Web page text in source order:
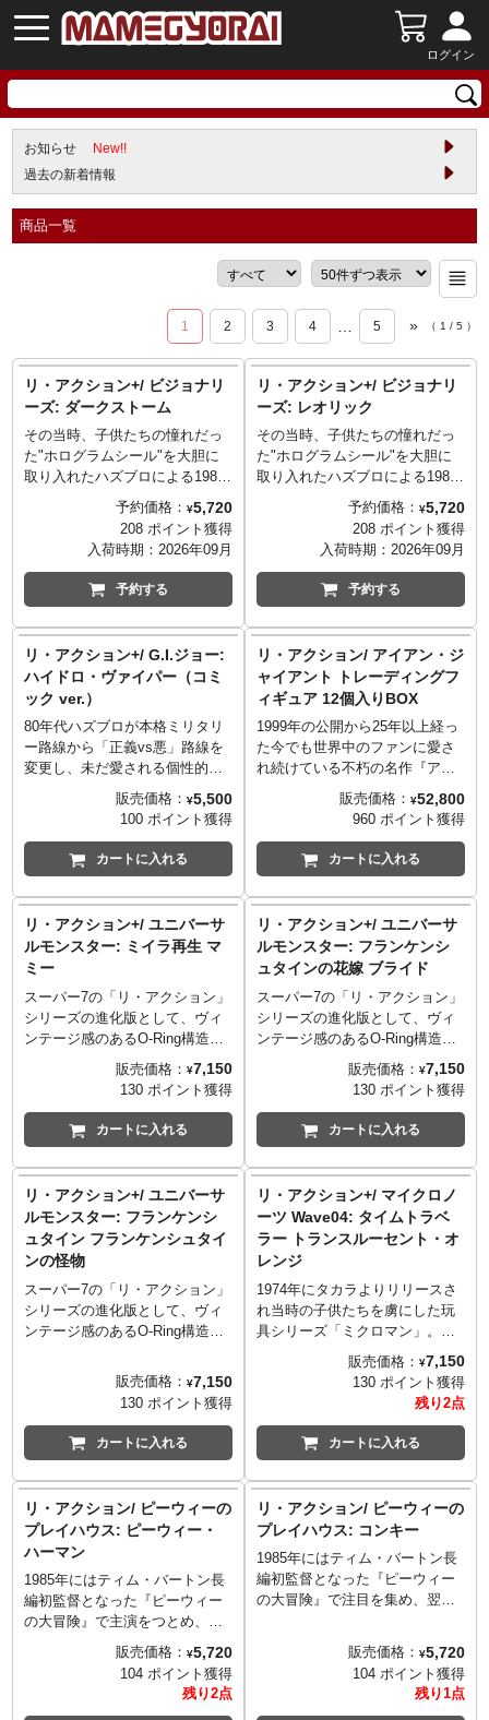
ログイン
お知らせ
New!!
過去の新着情報
商品一覧
1 2 3 4 … 5 » （ 1 / 5 ）
リ・アクション+/ ビジョナリ
ーズ: ダークストーム
その当時、子供たちの憧れだっ
た"ホログラムシール"を大胆に
取り入れたハズブロによる1987
年発売アクションフィギュアシ
リーズ「ビジョナリーズ：ナイ
ツ・オブ・ザ・マジカル・ライ
ト」。アニメとコミックス同時
展開でリリースした伝説のシリ
ーズが、ヴィンテージ感のある
アクション+（プラス）」として
現代に復活！魔法とハイテク技
術が共存する世界を舞台に、正
義のスペクトラル・ナイトと邪
悪なダークリング・ロードが対
決する！という激アツなストー
リーより、 ダークリング・ロー
ドの邪悪なリーダーで、スペク
トラル・ナイトたちの力を永遠
に封じ込めようと企む「ダーク
ストーム」がラインナップ。胸
には、ホログラムステッカーに
よる「ホログラフィック・マジ
ック」ギミックにより、「沼地
の軟体動物の神秘的な魂
（Swamp Mollusk Mystical
Personality）」が浮かび上がり
予約価格： ¥5,720
208 ポイント獲得
入荷時期： 2026年09月
予約する
リ・アクション+/ ビジョナリ
ーズ: レオリック
その当時、子供たちの憧れだっ
た"ホログラムシール"を大胆に
取り入れたハズブロによる1987
年発売アクションフィギュアシ
リーズ「ビジョナリーズ：ナイ
ツ・オブ・ザ・マジカル・ライ
ト」。アニメとコミックス同時
展開でリリースした伝説のシリ
ーズが、ヴィンテージ感のある
アクション+（プラス）」として
現代に復活！魔法とハイテク技
術が共存する世界を舞台に、正
義のスペクトラル・ナイトと邪
悪なダークリング・ロードが対
決する！という激アツなストー
リーより、 スペクトラル・ナイ
トのリーダーで、胸には「知恵
のトーテム（Totem of
Wisdom）」を装着した「レオリ
ック」がラインナップ。彼の杖
ック」ギミックにより、「勇猛
なライオンの神秘的な魂（Lion
Mystical Personality）」が浮か
び上がります。
予約価格： ¥5,720
208 ポイント獲得
入荷時期： 2026年09月
予約する
リ・アクション+/ G.I.ジョー:
ハイドロ・ヴァイパー（コミ
ック ver.）
80年代ハズブロが本格ミリタリ
ー路線から「正義vs悪」路線を
変更し、未だ愛される個性的な
キャラクターが続々と登場する
ことなったフィギュアシリーズ
「G.I.JOE」。ヴィンテージ感
のあるO-Ring構造を採用し可動
ヵ所をプラスした、スーパー7の
「リ・アクション+（プラス）」
「コブラ」の精鋭水中部隊の一
員であり、深海潜水の過酷な環
境に耐えられるよう改造された
ハイドロ・ヴァイパー。コミッ
クでのビジュアルを再現したそ
の姿はシビレます！
販売価格： ¥5,500
100 ポイント獲得
カートに入れる
リ・アクション/ アイアン・ジ
ャイアント トレーディングフ
ィギュア 12個入りBOX
1999年の公開から25年以上経っ
た今でも世界中のファンに愛さ
れ続けている不朽の名作『アイ
アン・ジャイアント』。劇中ホ
ーガース少年と心を通わせたア
イアンジャイアントのリアクシ
ョンフィギュアが、トレーディ
ング形式となってカムバック！
通常のアイアンジャイアントに
ブレムのバージョン、カラーバ
リエーション、そしてシークレ
ットがラインナップする全6種。
販売価格： ¥52,800
960 ポイント獲得
カートに入れる
リ・アクション+/ ユニバーサ
ルモンスター: ミイラ再生 マ
ミー
スーパー7の「リ・アクション」
シリーズの進化版として、ヴィ
ンテージ感のあるO-Ring構造を
採用し可動ヵ所をプラスした
「リ・アクション+（プラ
ス）」。1930年代を中心に銀幕
を彩った名怪物たち「ユニバー
サルモンスターズ」の面々が新
します！こちらは、1932年の映
画『ミイラ再生』に登場する、
生きながらにしてミイラにされ
た、マミーことイムホテップ。
販売価格： ¥7,150
130 ポイント獲得
カートに入れる
リ・アクション+/ ユニバーサ
ルモンスター: フランケンシ
ュタインの花嫁 ブライド
スーパー7の「リ・アクション」
シリーズの進化版として、ヴィ
ンテージ感のあるO-Ring構造を
採用し可動ヵ所をプラスした
「リ・アクション+（プラ
ス）」。1930年代を中心に銀幕
を彩った名怪物たち「ユニバー
サルモンスターズ」の面々が新
します！こちらは、1935年の映
画『フランケンシュタインの花
嫁』で若き科学者ヘンリーとプ
レトリアスによりフランケンシ
ュタインの花嫁として誕生した
ブライド。
販売価格： ¥7,150
130 ポイント獲得
カートに入れる
リ・アクション+/ ユニバーサ
ルモンスター: フランケンシ
ュタイン フランケンシュタイ
ンの怪物
スーパー7の「リ・アクション」
シリーズの進化版として、ヴィ
ンテージ感のあるO-Ring構造を
「リ・アクション+（プラ
ス）」。1930年代を中心に銀幕
を彩った名怪物たち「ユニバー
サルモンスターズ」の面々が新
たにラインナップ。オールドフ
画『フランケンシュタイン』で
若き科学者ヘンリーが生み出し
たフランケンシュタインの怪
物。
販売価格： ¥7,150
130 ポイント獲得
カートに入れる
リ・アクション+/ マイクロノ
ーツ Wave04: タイムトラベ
ラー トランスルーセント・オ
レンジ
1974年にタカラよりリリースさ
れ当時の子供たちを虜にした玩
具シリーズ「ミクロマン」。海
外ではメゴが「マイクロノー
ツ」という名で展開し、マーベ
ルコミックスからコミックスも
リリースしていた人気シリーズ
です。そんなマイクロノーツ
が、スーパー7の新たなるシリー
1976年にマイクロノーツとして
の記念すべき第一弾を飾った
「タイムトラベラー」。展開さ
れたイエロー、ブルー、オレン
ジ、クリアからオレンジがセレ
販売価格： ¥7,150
130 ポイント獲得
残り2点
カートに入れる
リ・アクション/ ピーウィーの
プレイハウス: ピーウィー・
ハーマン
1985年にはティム・バートン長
編初監督となった『ピーウィー
の大冒険』で主演をつとめ、翌
年にはピーウィー人気を確固た
るものにした子供向け番組『ピ
ーウィーのプレイハウス』。そ
の『ピーウィーのプレイハウ
販売価格： ¥5,720
104 ポイント獲得
残り2点
リ・アクション/ ピーウィーの
プレイハウス: コンキー
1985年にはティム・バートン長
編初監督となった『ピーウィー
の大冒険』で注目を集め、翌年
ーウィーのプレイハウス』。そ
の『ピーウィーのプレイハウ
ス』から、毎回ピーウィーに冒
頭で「シークレットワード」を
販売価格： ¥5,720
104 ポイント獲得
残り1点